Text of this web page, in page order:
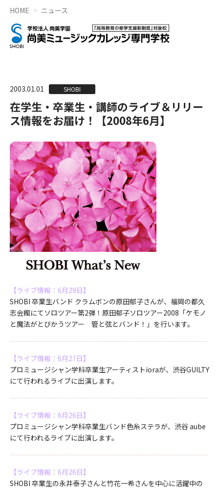
HOME ニュース
2003.01.01 SHOBI
在学生・卒業生・講師のライブ＆リリー
ス情報をお届け！【2008年6月】
【ライブ情報：6月29日】
SHOBI 卒業生バンド クラムボンの原田郁子さんが、福岡の都久
志会館にてソロツアー第2弾！原田郁子ソロツアー2008「ケモノ
と魔法がとびかうツアー 管と弦とバンド！」を行います。
【ライブ情報：6月27日】
プロミュージシャン学科卒業生アーティストioraが、渋谷GUILTY
にて行われるライブに出演します。
【ライブ情報：6月26日】
プロミュージシャン学科卒業生バンド色糸ステラが、渋谷 aube
にて行われるライブに出演します。
【ライブ情報：6月26日】
SHOBI 卒業生の永井泰子さんと竹花一希さんを中心に活躍中の